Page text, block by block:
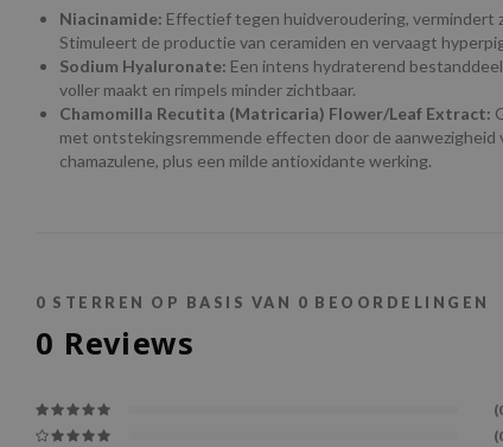
Niacinamide: Effectief tegen huidveroudering, vermindert
Stimuleert de productie van ceramiden en vervaagt
Sodium Hyaluronate: Een intens hydraterend
voller maakt en rimpels minder zichtbaar.
Chamomilla Recutita (Matricaria) Flower/Leaf Extract:
met ontstekingsremmende effecten door de aanwezigheid
chamazulene, plus een milde antioxidante werking.
0 STERREN OP BASIS VAN 0 BEOORDELINGEN
0 Reviews